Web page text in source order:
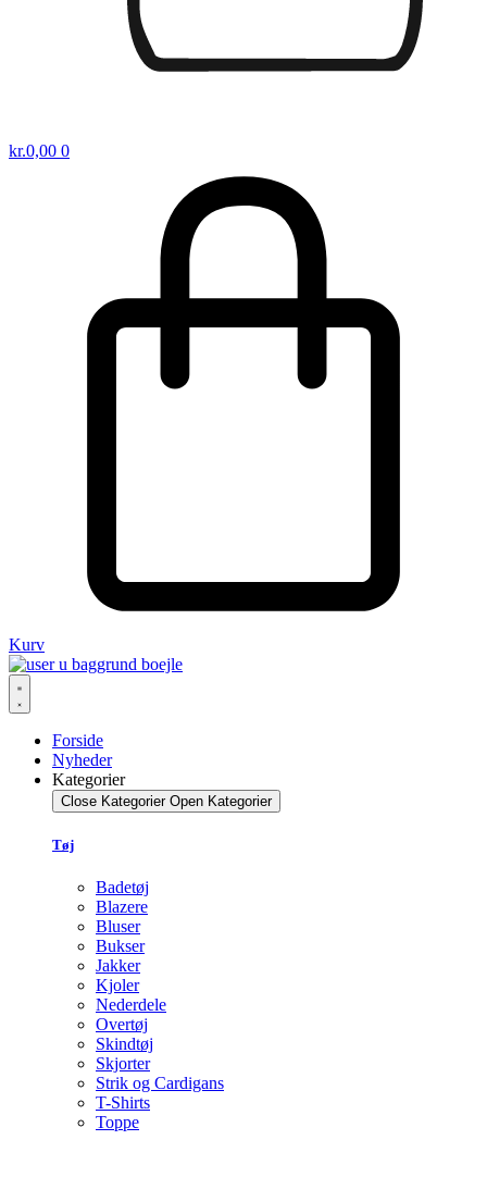
kr.0,00 0
Kurv
Forside
Nyheder
Kategorier
Close Kategorier Open Kategorier
Tøj
Badetøj
Blazere
Bluser
Bukser
Jakker
Kjoler
Nederdele
Overtøj
Skindtøj
Skjorter
Strik og Cardigans
T-Shirts
Toppe